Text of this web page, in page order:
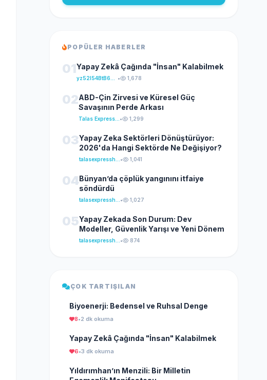
POPÜLER HABERLER
01Yapay Zekâ Çağında "İnsan" Kalabilmek
• 1,678
02ABD-Çin Zirvesi ve Küresel Güç
Savaşının Perde Arkası
• 1,299
03Yapay Zeka Sektörleri Dönüştürüyor:
2026'da Hangi Sektörde Ne Değişiyor?
• 1,041
04Bünyan’da çöplük yangınını itfaiye
söndürdü
• 1,027
05Yapay Zekada Son Durum: Dev
Modeller, Güvenlik Yarışı ve Yeni Dönem
• 874
ÇOK TARTIŞILAN
Biyoenerji: Bedensel ve Ruhsal Denge
8•2 dk okuma
Yapay Zekâ Çağında "İnsan" Kalabilmek
6•3 dk okuma
Yıldırımhan’ın Menzili: Bir Milletin